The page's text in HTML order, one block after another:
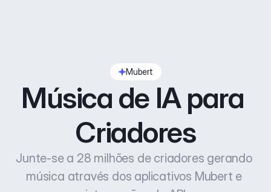
Mubert
Música de IA para
Criadores
Junte-se a 28 milhões de criadores gerando
música através dos aplicativos Mubert e